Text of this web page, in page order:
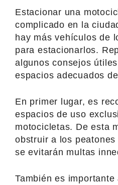
Estacionar una
complicado en la
hay más vehículos de
para estacionarlos.
algunos consejos
espacios adecuados
En primer lugar, es
espacios de uso
motocicletas. De esta
obstruir a los
se evitarán multas
También es